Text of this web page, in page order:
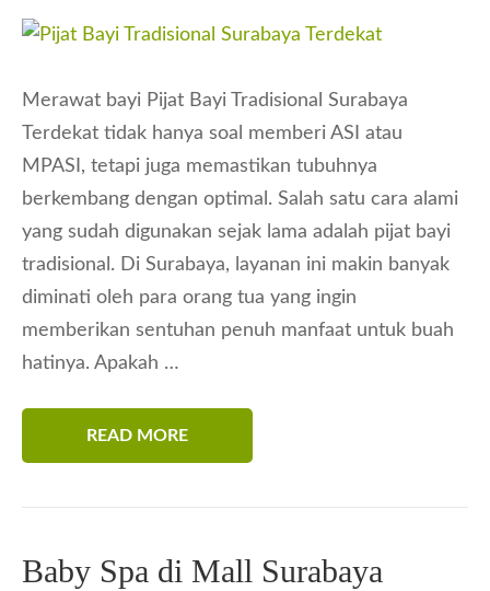
Merawat bayi Pijat Bayi Tradisional Surabaya
Terdekat tidak hanya soal memberi ASI atau
MPASI, tetapi juga memastikan tubuhnya
berkembang dengan optimal. Salah satu cara alami
yang sudah digunakan sejak lama adalah pijat bayi
tradisional. Di Surabaya, layanan ini makin banyak
diminati oleh para orang tua yang ingin
memberikan sentuhan penuh manfaat untuk buah
hatinya. Apakah …
READ MORE
Baby Spa di Mall Surabaya